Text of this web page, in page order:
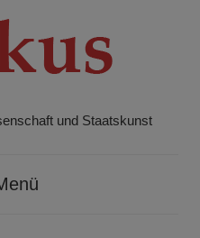
und Staatskunst